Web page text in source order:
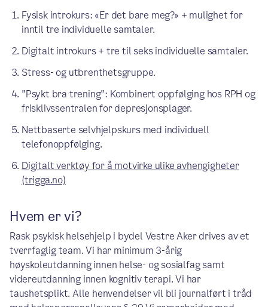
Fysisk introkurs: «Er det bare meg?» + mulighet for
inntil tre individuelle samtaler.
Digitalt introkurs + tre til seks individuelle samtaler.
Stress- og utbrenthetsgruppe.
"Psykt bra trening": Kombinert oppfølging hos RPH og
frisklivssentralen for depresjonsplager.
Nettbaserte selvhjelpskurs med individuell
telefonoppfølging.
Digitalt verktøy for å motvirke ulike avhengigheter
(trigga.no)
Hvem er vi?
Rask psykisk helsehjelp i bydel Vestre Aker drives av et
tverrfaglig team. Vi har minimum 3-årig
høyskoleutdanning innen helse- og sosialfag samt
videreutdanning innen kognitiv terapi. Vi har
taushetsplikt. Alle henvendelser vil bli journalført i tråd